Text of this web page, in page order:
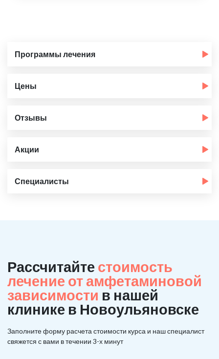
Программы лечения
Цены
Отзывы
Акции
Специалисты
Рассчитайте стоимость
лечение от амфетаминовой
зависимости в нашей
клинике в Новоульяновске
Заполните форму расчета стоимости курса и наш специалист
свяжется с вами в течении 3-х минут